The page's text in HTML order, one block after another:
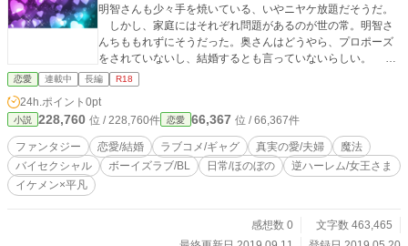
明智さんも少々手を焼いている、いやニヤケ放題だそうだ。
しかし、家庭にはそれぞれ問題があるのが世の常。明智さ
んちももれずにそうだった。奥さんはどうやら、プロポーズ
をされていないし、結婚するとも言っていないらしい。 そ
れはこの可能性が大きいだろう。勝手に結婚させられてしま
ったである。そのへんのゴシップは曖昧なので、はっきりと
断定することはできないが……。 だが、奥さんは大変前向
きな人で、どうにかこの重複婚を受け入れようと、日々奮闘
中のようだ。 その方法がユニークで、奥さんが旦那さんた
ちに、あるお題を与えて、九人の人となりを見ようとするも
のらしい。 お題というのを、小耳に挟んだのだが、こんな
の床ドンをしてください。 愛をささやいてください。 夫
婦の営みの誘い文句を言ってください。 性器を見せてくだ
恋愛 連載中 長編 R18
24h.ポイント 0pt
小説 228,760 位 / 228,760件 恋愛 66,367 位 / 66,367件
ファンタジー 恋愛/結婚 ラブコメ/ギャグ 真実の愛/夫婦
魔法
バイセクシャル
ボーイズラブ/BL 日常/ほのぼの
逆ハーレム/女王さま
イケメン×平凡
感想数 0
文字数 463,465